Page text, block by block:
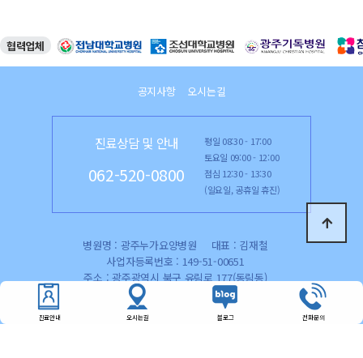
협력업체
공지사항 오시는길
진료상담 및 안내
062-520-0800
평일 08:30 - 17:00
토요일 09:00 - 12:00
점심 12:30 - 13:30
(일요일, 공휴일 휴진)
병원명 : 광주누가요양병원
대표 : 김재철
사업자등록번호 : 149-51-00651
주소 : 광주광역시 북구 유림로 177(동림동)
Copyright 2023 광주누가요양병원 All Rights Reserved.
진료안내 오시는길 블로그 전화문의